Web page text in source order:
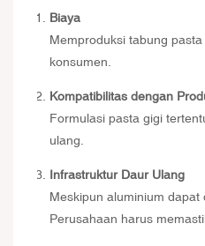
Biaya
Memproduksi tabung
konsumen.
Kompatibilitas dengan
Formulasi pasta gigi
ulang.
Infrastruktur Daur Ulang
Meskipun aluminium
Perusahaan harus